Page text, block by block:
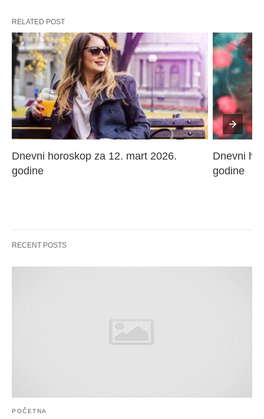
RELATED POST
Dnevni horoskop za 12. mart 2026.
godine
Dnevni
godine
RECENT POSTS
POČETNA